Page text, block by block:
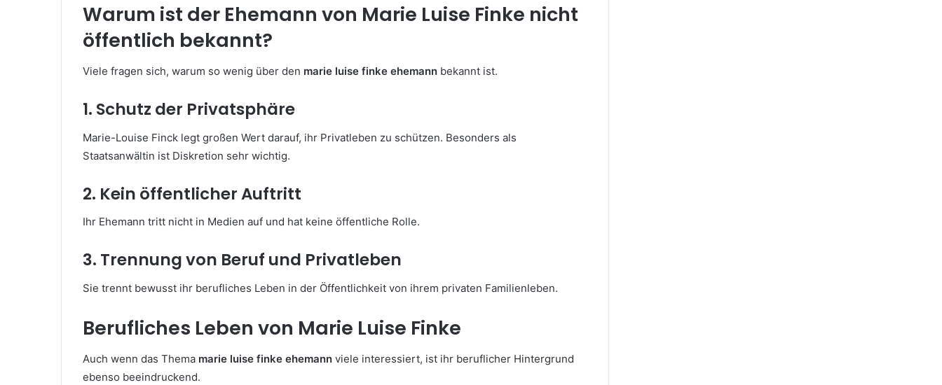
Warum ist der Ehemann von Marie Luise Finke nicht
öffentlich bekannt?
Viele fragen sich, warum so wenig über den marie luise finke ehemann bekannt ist.
1. Schutz der Privatsphäre
Marie-Louise Finck legt großen Wert darauf, ihr Privatleben zu schützen. Besonders als
Staatsanwältin ist Diskretion sehr wichtig.
2. Kein öffentlicher Auftritt
Ihr Ehemann tritt nicht in Medien auf und hat keine öffentliche Rolle.
3. Trennung von Beruf und Privatleben
Sie trennt bewusst ihr berufliches Leben in der Öffentlichkeit von ihrem privaten Familienleben.
Berufliches Leben von Marie Luise Finke
Auch wenn das Thema marie luise finke ehemann viele interessiert, ist ihr beruflicher Hintergrund
ebenso beeindruckend.